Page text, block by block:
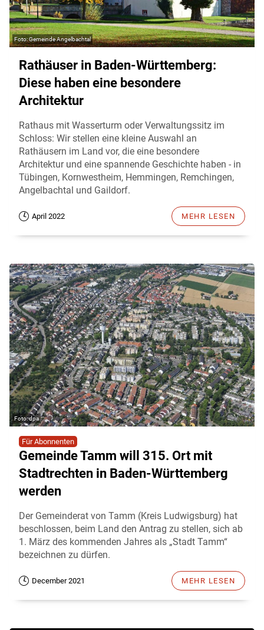
Gemeinde Angelbachtal
Rathäuser in Baden-Württemberg:
Diese haben eine besondere
Architektur
Rathaus mit Wasserturm oder Verwaltungssitz im
Schloss: Wir stellen eine kleine Auswahl an
Rathäusern im Land vor, die eine besondere
Architektur und eine spannende Geschichte haben - in
Tübingen, Kornwestheim, Hemmingen, Remchingen,
Angelbachtal und Gaildorf.
April 2022 MEHR LESEN
dpa
Für Abonnenten
Gemeinde Tamm will 315. Ort mit
Stadtrechten in Baden-Württemberg
werden
Der Gemeinderat von Tamm (Kreis Ludwigsburg) hat
beschlossen, beim Land den Antrag zu stellen, sich ab
1. März des kommenden Jahres als „Stadt Tamm“
bezeichnen zu dürfen.
December 2021 MEHR LESEN